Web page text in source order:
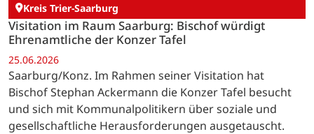
Kreis Trier-Saarburg
Visitation im Raum Saarburg: Bischof würdigt
Ehrenamtliche der Konzer Tafel
25.06.2026
Saarburg/Konz. Im Rahmen seiner Visitation hat
Bischof Stephan Ackermann die Konzer Tafel besucht
und sich mit Kommunalpolitikern über soziale und
gesellschaftliche Herausforderungen ausgetauscht.